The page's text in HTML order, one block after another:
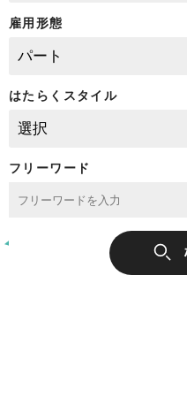
雇用形態
はたらくスタイル
フリーワード